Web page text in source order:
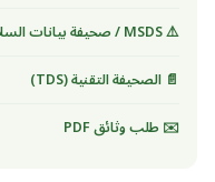
⚠️ MSDS / صحيفة بيانات السلامة
📄 الصحيفة التقنية (TDS)
✉️ طلب وثائق PDF